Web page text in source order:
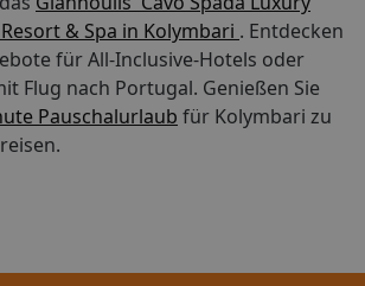
& Spa in Kolymbari . Entdecken
für All-Inclusive-Hotels oder
Flug nach Portugal. Genießen Sie
Pauschalurlaub für Kolymbari zu